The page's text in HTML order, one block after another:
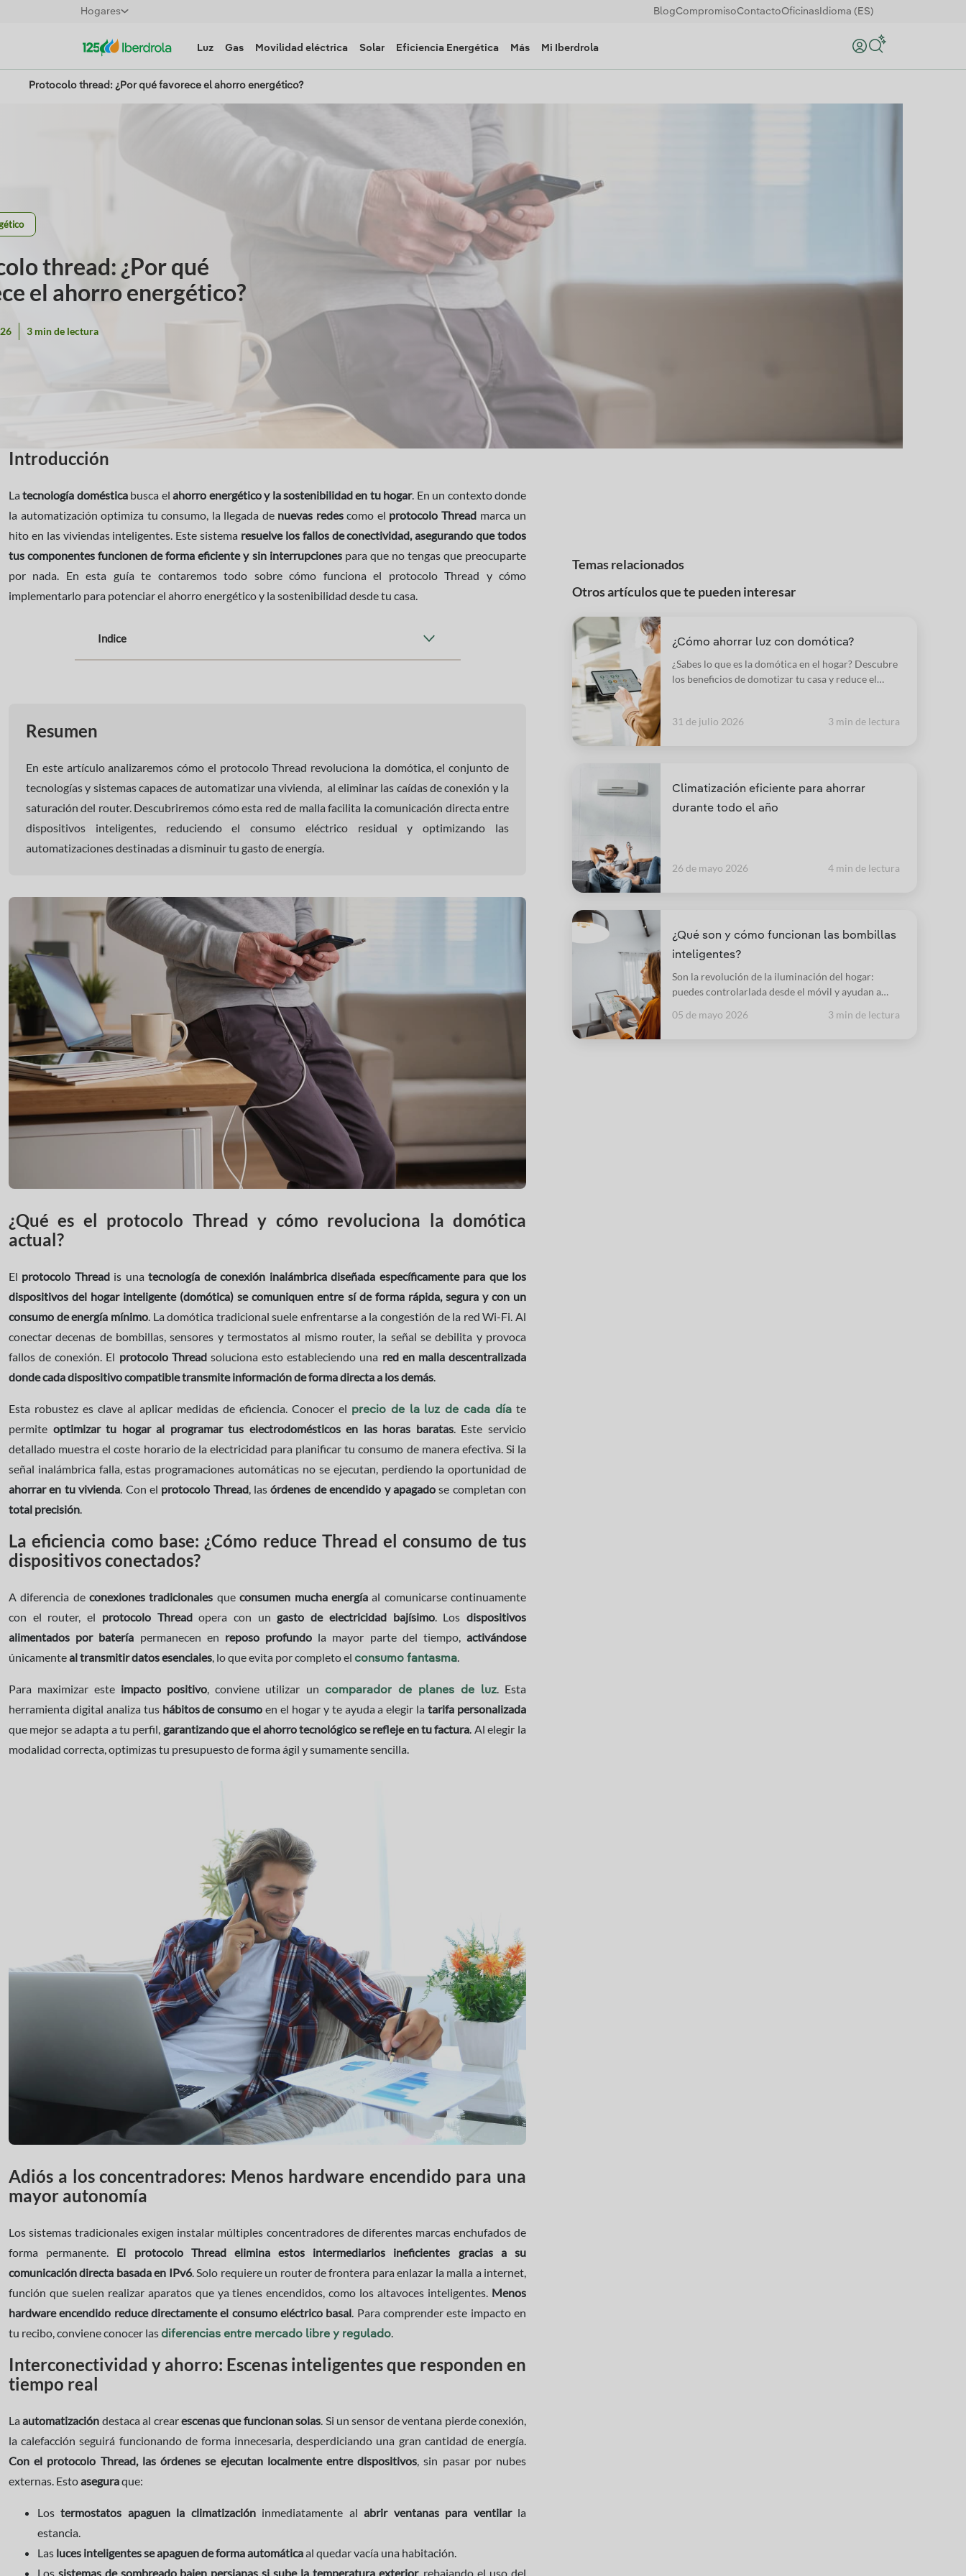
Hogares BlogCompromisoContactoOficinas Idioma (ES)
Luz Gas Movilidad eléctrica Solar Eficiencia Energética Más Mi Iberdrola Buscar
Protocolo thread: ¿Por qué favorece el ahorro energético?
thread: ¿Por qué
el ahorro energético?
3 min de lectura
Introducción
La tecnología domésticabusca elahorro energético y la sostenibilidad en tu hogar. En un contexto donde
la automatización optimiza tu consumo, la llegada de nuevas redescomo el protocolo Threadmarca un
hito en las viviendas inteligentes. Este sistema resuelve los fallos de conectividad, asegurando que todos
tus componentes funcionen de forma eficiente y sin interrupcionespara que no tengas que preocuparte
por nada. En esta guía te contaremos todo sobre cómo funciona el protocolo Thread y cómo
implementarlo para potenciar el ahorro energético y la sostenibilidad desde tu casa.
Indice
Resumen
En este artículo analizaremos cómo el protocolo Thread revoluciona la domótica, el conjunto de
tecnologías y sistemas capaces de automatizar una vivienda, al eliminar las caídas de conexión y la
saturación del router. Descubriremos cómo esta red de malla facilita la comunicación directa entre
dispositivos inteligentes, reduciendo el consumo eléctrico residual y optimizando las
automatizaciones destinadas a disminuir tu gasto de energía.
¿Qué es el protocolo Thread y cómo revoluciona la domótica
actual?
El protocolo Threadis unatecnología de conexión inalámbrica diseñada específicamente para que los
dispositivos del hogar inteligente (domótica) se comuniquen entre sí de forma rápida, segura y con un
consumo de energía mínimo. La domótica tradicional suele enfrentarse a la congestión de la red Wi-Fi. Al
conectar decenas de bombillas, sensores y termostatos al mismo router, la señal se debilita y provoca
fallos de conexión. El protocolo Threadsoluciona esto estableciendo una red en malla descentralizada
donde cada dispositivo compatible transmite información de forma directa a los demás
Esta robustez es clave al aplicar medidas de eficiencia. Conocer el precio de la luz de cada día te
permite optimizar tu hogar al programar tus electrodomésticos en las horas baratas. Este servicio
detallado muestra el coste horario de la electricidad para planificar tu consumo de manera efectiva. Si la
señal inalámbrica falla, estas programaciones automáticas no se ejecutan, perdiendo la oportunidad de
ahorrar en tu vivienda . Con el protocolo Thread, lasórdenes de encendido y apagadose completan con
total precisión
La eficiencia como base: ¿Cómo reduce Thread el consumo de tus
dispositivos conectados?
A diferencia deconexiones tradicionales queconsumen mucha energíaal comunicarse continuamente
con el router, el protocolo Threadopera con un gasto de electricidad bajísimo. Losdispositivos
alimentados por batería permanecen en reposo profundo la mayor parte del tiempo,activándose
únicamenteal transmitir datos esenciales , lo que evita por completo el consumo fantasma
Para maximizar este impacto positivo , conviene utilizar un comparador de planes de luz. Esta
herramienta digital analiza tus hábitos de consumo en el hogar y te ayuda a elegir latarifa personalizada
que mejor se adapta a tu perfil, garantizando que el ahorro tecnológico se refleje en tu factura . Al elegir la
modalidad correcta, optimizas tu presupuesto de forma ágil y sumamente sencilla.
Adiós a los concentradores: Menos hardware encendido para una
mayor autonomía
Los sistemas tradicionales exigen instalar múltiples concentradores de diferentes marcas enchufados de
forma permanente. El protocolo Thread elimina estos intermediarios ineficientes gracias a su
comunicación directa basada en IPv6. Solo requiere un router de frontera para enlazar la malla a internet,
función que suelen realizar aparatos que ya tienes encendidos, como los altavoces inteligentes. Menos
hardware encendido reduce directamente el consumo eléctrico basal. Para comprender este impacto en
tu recibo, conviene conocer lasdiferencias entre mercado libre y regulado.
Interconectividad y ahorro: Escenas inteligentes que responden en
tiempo real
Laautomatización destaca al crearescenas que funcionan solas. Si un sensor de ventana pierde conexión,
la calefacción seguirá funcionando de forma innecesaria, desperdiciando una gran cantidad de energía.
Con el protocolo Thread, las órdenes se ejecutan localmente entre dispositivos, sin pasar por nubes
externas. Estoaseguraque:
Lostermostatos apaguen la climatizacióninmediatamente alabrir ventanas para ventilar la
estancia.
Las luces inteligentes se apaguen de forma automáticaal quedar vacía una habitación.
Los sistemas de sombreado bajen persianas si sube la temperatura exterior, rebajando el uso del
Temas relacionados
Otros artículos que te pueden interesar
¿Cómo ahorrar luz con domótica?
¿Sabes lo que es la domótica en el hogar? Descubre
los beneficios de domotizar tu casa y reduce el
31 de julio 2026
3 min de lectura
Climatización eficiente para ahorrar
durante todo el año
26 de mayo 2026 4 min de lectura
¿Qué son y cómo funcionan las bombillas
inteligentes?
Son la revolución de la iluminación del hogar:
puedes controlarlada desde el móvil y ayudan a
05 de mayo 2026 3 min de lectura